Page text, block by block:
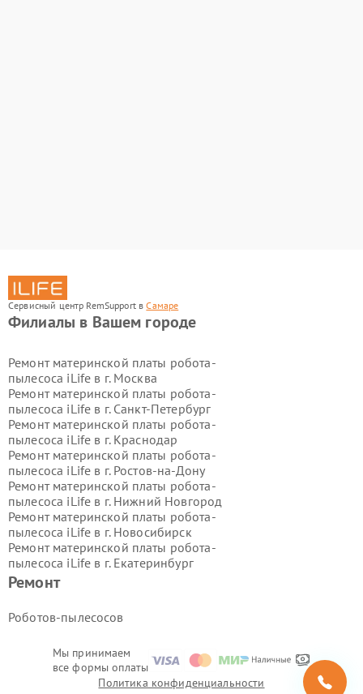
Сервисный центр RemSupport вСамаре
Мы принимаем
все формы оплаты
Ремонт
Роботов-пылесосов
Филиалы в Вашем городе
Ремонт материнской платы робота-
пылесоса iLife в г. Москва
Ремонт материнской платы робота-
пылесоса iLife в г. Санкт-Петербург
Ремонт материнской платы робота-
пылесоса iLife в г. Краснодар
Ремонт материнской платы робота-
пылесоса iLife в г. Ростов-на-Дону
Ремонт материнской платы робота-
пылесоса iLife в г. Нижний Новгород
Ремонт материнской платы робота-
пылесоса iLife в г. Новосибирск
Ремонт материнской платы робота-
пылесоса iLife в г. Екатеринбург
Ремонт материнской платы робота-
пылесоса iLife в г.
Ремонт материнской платы робота-
пылесоса iLife в г.Воронеж
пылесоса iLife в г.Волгоград
Ремонт материнской платы робота-
пылесоса iLife в г.Самара
Политика конфиденциальности